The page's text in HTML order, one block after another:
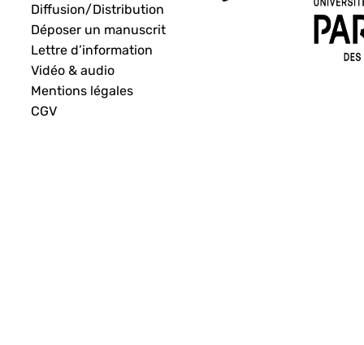
Diffusion/Distribution
Déposer un manuscrit
Lettre d’information
Vidéo & audio
Mentions légales
CGV